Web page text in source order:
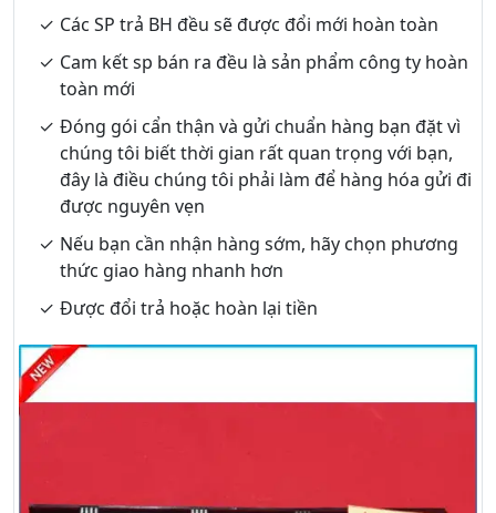
Các SP trả BH đều sẽ được đổi mới hoàn toàn
Cam kết sp bán ra đều là sản phẩm công ty hoàn
toàn mới
Đóng gói cẩn thận và gửi chuẩn hàng bạn đặt vì
chúng tôi biết thời gian rất quan trọng với bạn,
đây là điều chúng tôi phải làm để hàng hóa gửi đi
được nguyên vẹn
Nếu bạn cần nhận hàng sớm, hãy chọn phương
thức giao hàng nhanh hơn
Được đổi trả hoặc hoàn lại tiền